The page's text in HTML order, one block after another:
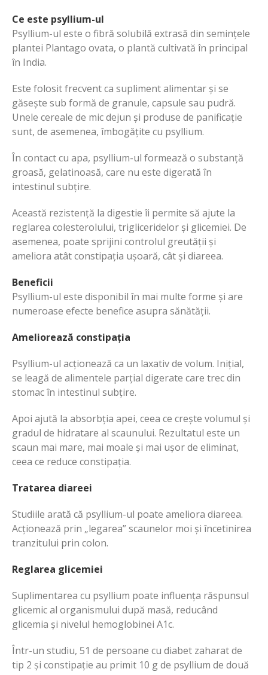
Ce este psyllium-ul
Psyllium-ul este o fibră solubilă extrasă din semințele
plantei Plantago ovata, o plantă cultivată în principal
în India.
Este folosit frecvent ca supliment alimentar și se
găsește sub formă de granule, capsule sau pudră.
Unele cereale de mic dejun și produse de panificație
sunt, de asemenea, îmbogățite cu psyllium.
În contact cu apa, psyllium-ul formează o substanță
groasă, gelatinoasă, care nu este digerată în
intestinul subțire.
Această rezistență la digestie îi permite să ajute la
reglarea colesterolului, trigliceridelor și glicemiei. De
asemenea, poate sprijini controlul greutății și
ameliora atât constipația ușoară, cât și diareea.
Beneficii
Psyllium-ul este disponibil în mai multe forme și are
numeroase efecte benefice asupra sănătății.
Ameliorează constipația
Psyllium-ul acționează ca un laxativ de volum. Inițial,
se leagă de alimentele parțial digerate care trec din
stomac în intestinul subțire.
Apoi ajută la absorbția apei, ceea ce crește volumul și
gradul de hidratare al scaunului. Rezultatul este un
scaun mai mare, mai moale și mai ușor de eliminat,
ceea ce reduce constipația.
Tratarea diareei
Studiile arată că psyllium-ul poate ameliora diareea.
Acționează prin „legarea” scaunelor moi și încetinirea
tranzitului prin colon.
Reglarea glicemiei
Suplimentarea cu psyllium poate influența răspunsul
glicemic al organismului după masă, reducând
glicemia și nivelul hemoglobinei A1c.
Într-un studiu, 51 de persoane cu diabet zaharat de
tip 2 și constipație au primit 10 g de psyllium de două